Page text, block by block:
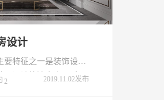
设计
要特征之一是装饰设计
。设计简洁大方，时
2 2019.11.02发布